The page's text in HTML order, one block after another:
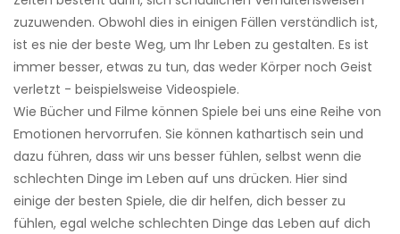
zuzuwenden. Obwohl dies in einigen Fällen verständlich ist,
ist es nie der beste Weg, um Ihr Leben zu gestalten. Es ist
immer besser, etwas zu tun, das weder Körper noch Geist
verletzt - beispielsweise Videospiele.
Wie Bücher und Filme können Spiele bei uns eine Reihe von
Emotionen hervorrufen. Sie können kathartisch sein und
dazu führen, dass wir uns besser fühlen, selbst wenn die
schlechten Dinge im Leben auf uns drücken. Hier sind
einige der besten Spiele, die dir helfen, dich besser zu
fühlen, egal welche schlechten Dinge das Leben auf dich